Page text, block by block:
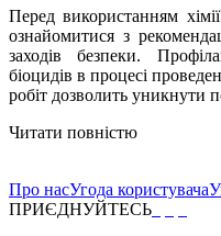
Перед використанням
ознайомитися з
заходів безпеки.
біоцидів в процесі
робіт дозволить уникнути
Читати повністю
Про насУгода користувача
ПРИЄДНУЙТЕСЬ